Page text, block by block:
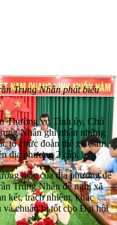
Trung Nhân phát biểu
Thường vụ Tỉnh ủy, Chủ
Nhân ghi nhận những
tổ chức đoàn thể xã Cẩm
địa phương 2 cấp.
mắc của địa phương để
Trung Nhân đề nghị xã
kết, trách nhiệm, khắc
và chuẩn bị tốt cho Đại hội